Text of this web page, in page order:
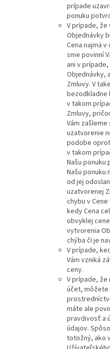
prípade
ponuku
V prípade, že
Objednávky
Cena najmä
sme povinní
ani v
Objednávky,
Zmluvy. V
bezodkladne
v takom
Zmluvy,
Vám
uzatvorenie
podobe
v takom
Našu ponuku
Našu ponuku
od jej
uzatvorenej
chybu v
kedy Cena
obvyklej
vytvorenia
chýba či je
V prípade,
Vám vzniká
ceny.
V prípade,
účet,
máte ale
pravdivosť a
údajov.
totožný, ako